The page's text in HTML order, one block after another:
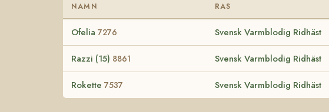
NAMN RAS
Ofelia 7276 Svensk Varmblodig Ridhäst
Razzi (15) 8861 Svensk Varmblodig Ridhäst
Rokette 7537 Svensk Varmblodig Ridhäst